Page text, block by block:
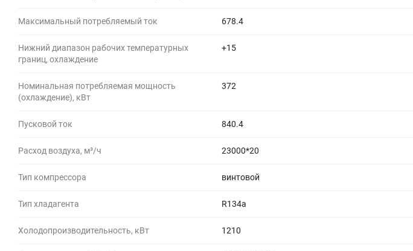
Максимальный потребляемый ток 678.4
Нижний диапазон рабочих температурных
границ, охлаждение
+15
Номинальная потребляемая мощность
(охлаждение), кВт
372
Пусковой ток 840.4
Расход воздуха, м³/ч 23000*20
Тип компрессора винтовой
Тип хладагента R134a
Холодопроизводительность, кВт 1210